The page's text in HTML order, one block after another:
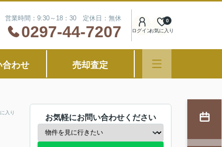
営業時間：9:30～18：30 定休日：無休
0297-44-7207 ログインお気に入り
0
合わせ 売却査定
入り
お気軽にお問い合わせください